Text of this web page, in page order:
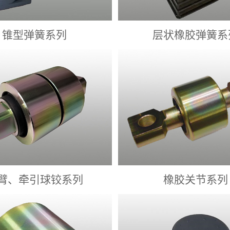
锥型弹簧系列 层状橡胶弹簧
、牵引球铰系列 橡胶关节系列